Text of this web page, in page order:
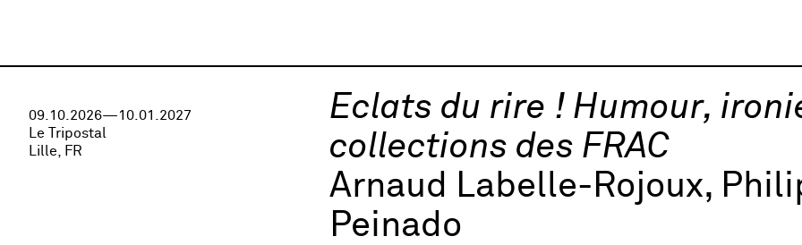
Eclats du rire ! Humour,
collections des FRAC
Arnaud Labelle-Rojoux,
Peinado
09.10.2026—10.01.2027
Le Tripostal
Lille, FR